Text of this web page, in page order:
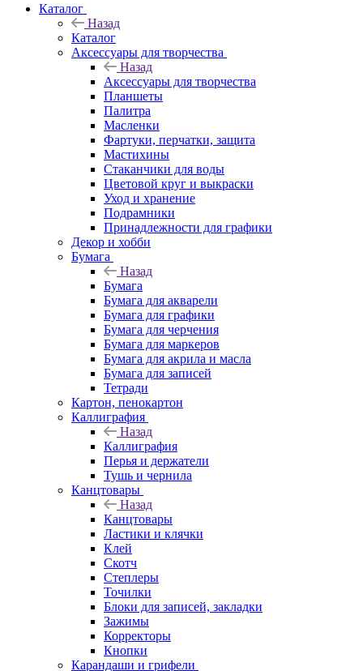
Каталог
Назад
Каталог
Аксессуары для творчества
Назад
Аксессуары для творчества
Планшеты
Палитра
Масленки
Фартуки, перчатки, защита
Мастихины
Стаканчики для воды
Цветовой круг и выкраски
Уход и хранение
Подрамники
Принадлежности для графики
Декор и хобби
Бумага
Назад
Бумага
Бумага для акварели
Бумага для графики
Бумага для черчения
Бумага для маркеров
Бумага для акрила и масла
Бумага для записей
Тетради
Картон, пенокартон
Каллиграфия
Назад
Каллиграфия
Перья и держатели
Тушь и чернила
Канцтовары
Назад
Канцтовары
Ластики и клячки
Клей
Скотч
Степлеры
Точилки
Блоки для записей, закладки
Зажимы
Корректоры
Кнопки
Карандаши и грифели